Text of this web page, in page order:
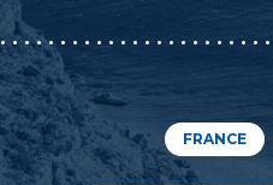
FRANCE